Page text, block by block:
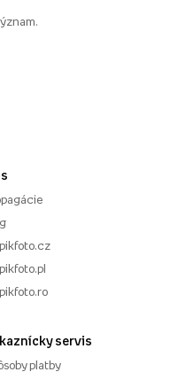
servis
platby